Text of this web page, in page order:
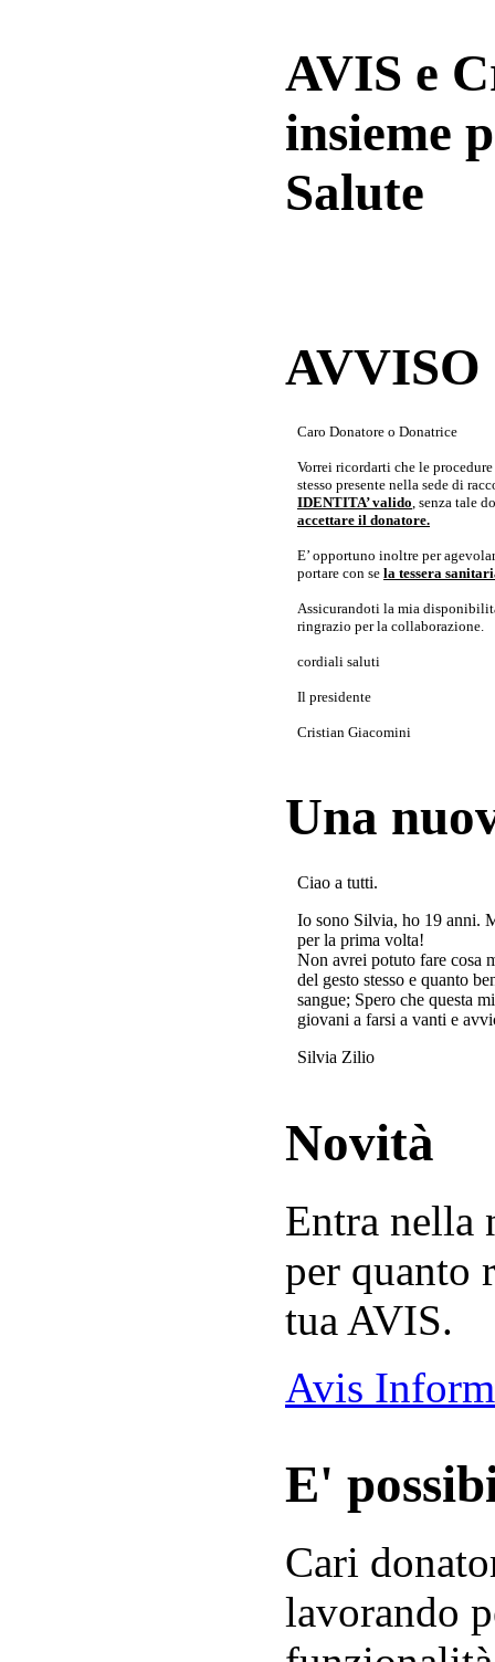
AVIS e
insieme
Salute
Caro Donatore o Donatrice
Vorrei ricordarti che le
stesso presente nella sede di
IDENTITA’ valido, senza tale
accettare il donatore.
E’ opportuno inoltre per
portare con se la tessera
Assicurandoti la mia
ringrazio per la collaborazione.
cordiali saluti
Il presidente
Cristian Giacomini
Una
Ciao a tutti.
Io sono Silvia, ho 19 anni.
per la prima volta!
Non avrei potuto fare cosa
del gesto stesso e quanto
sangue; Spero che questa
giovani a farsi a vanti e
Silvia Zilio
Novità
Entra nella
per quanto
tua AVIS.
Avis
E'
Cari
lavorando